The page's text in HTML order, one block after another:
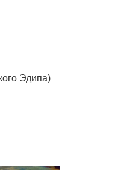
Эдипа)